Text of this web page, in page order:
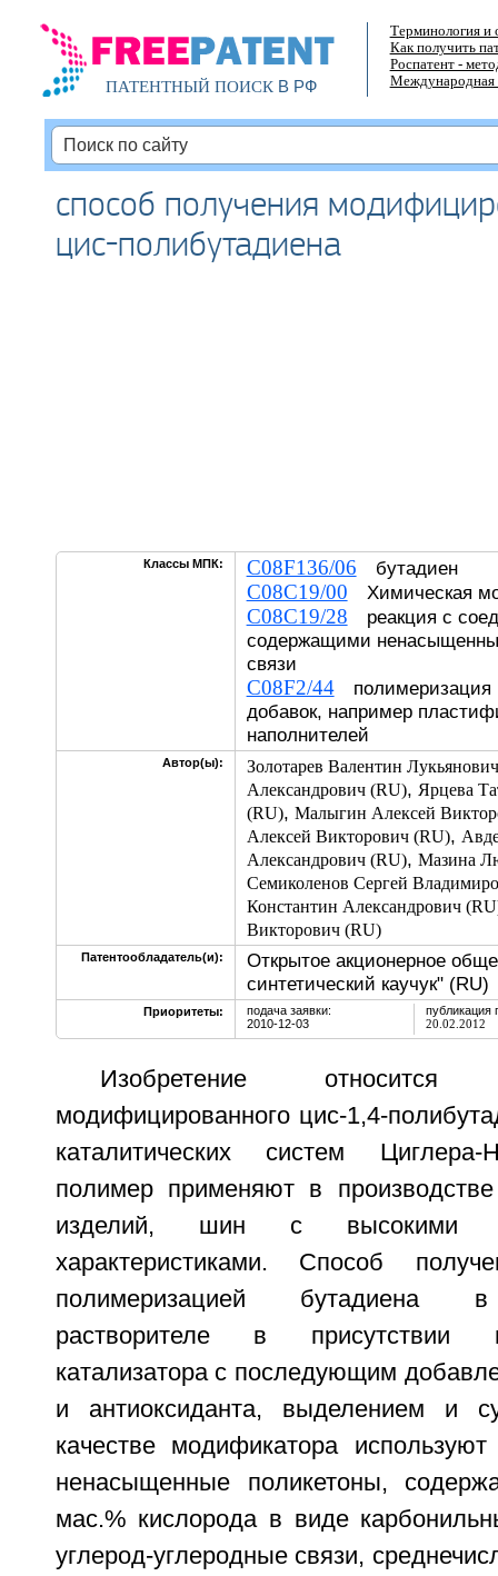
ПАТЕНТНЫЙ ПОИСКВ РФ
Терминология и
Как получить
Роспатент -
Международная
способ получения
цис-полибутадиена
Классы МПК: C08F136/06 бутадиен
C08C19/00 Химическая
C08C19/28 реакция с
содержащими
связи
C08F2/44полимеризация
добавок, например
наполнителей
Автор(ы):
Золотарев Валентин
Александрович (RU), Ярцева
(RU), Малыгин Алексей
Алексей Викторович (RU),
Александрович (RU), Мазина
Семиколенов Сергей
Константин Александрович
Викторович (RU)
Патентообладатель(и):
Открытое акционерное
синтетический каучук" (RU)
Приоритеты:
подача заявки:
2010-12-03
публикация
20.02.2012
Изобретение
модифицированного цис-1,4-
каталитических систем
полимер применяют в производстве
изделий, шин с высокими
характеристиками. Способ
полимеризацией бутадиена в
растворителе в присутствии
катализатора с последующим
и антиоксиданта, выделением и
качестве модификатора
ненасыщенные поликетоны,
мас.% кислорода в виде
углерод-углеродные связи,